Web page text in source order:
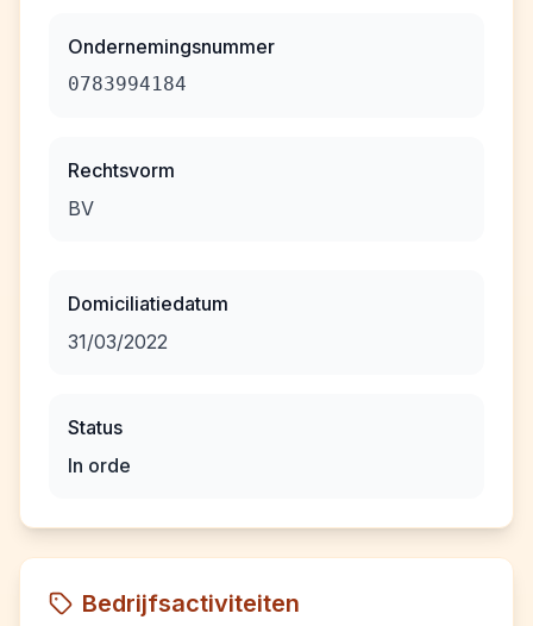
Ondernemingsnummer
0783994184
Rechtsvorm
BV
Domiciliatiedatum
31/03/2022
Status
In orde
Bedrijfsactiviteiten